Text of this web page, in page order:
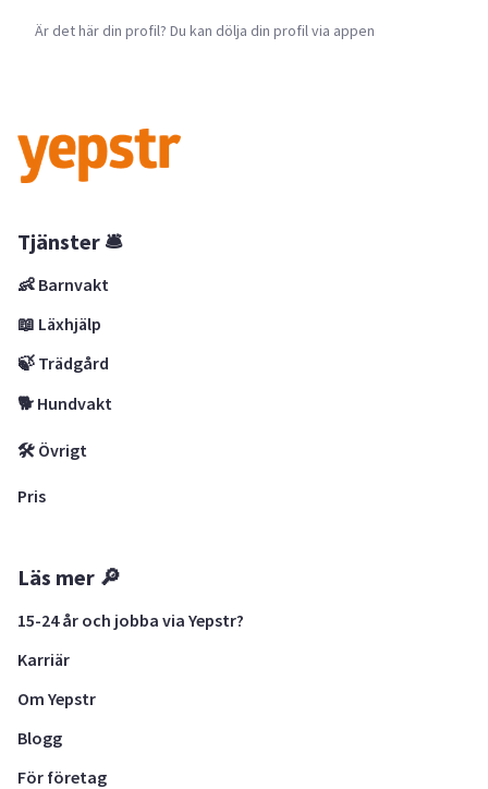
Är det här din profil? Du kan dölja din profil via appen
Tjänster 🛎
👶 Barnvakt
📖 Läxhjälp
🍃 Trädgård
🐕 Hundvakt
🛠 Övrigt
Pris
Läs mer 🔎
15-24 år och jobba via Yepstr?
Karriär
Om Yepstr
Blogg
För företag